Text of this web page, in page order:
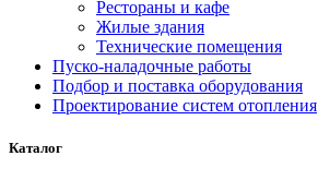
Рестораны и кафе
Жилые здания
Технические помещения
Пуско-наладочные работы
Подбор и поставка оборудования
Проектирование систем отопления
Каталог